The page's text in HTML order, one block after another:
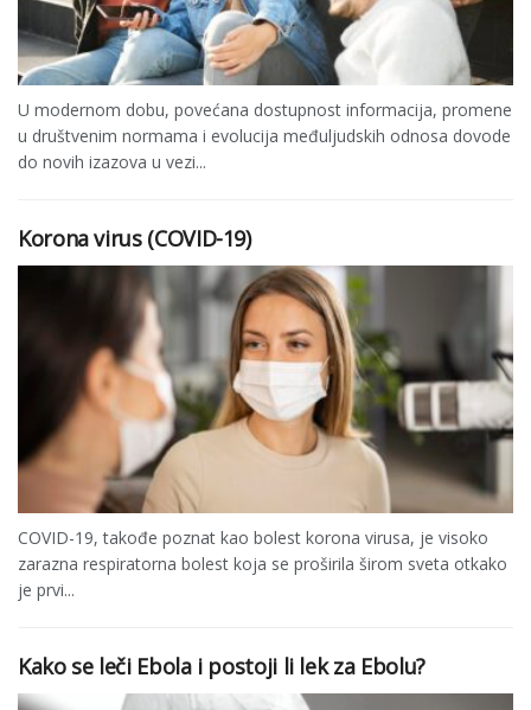
U modernom dobu, povećana dostupnost informacija, promene
u društvenim normama i evolucija međuljudskih odnosa dovode
do novih izazova u vezi...
Korona virus (COVID-19)
COVID-19, takođe poznat kao bolest korona virusa, je visoko
zarazna respiratorna bolest koja se proširila širom sveta otkako
je prvi...
Kako se leči Ebola i postoji li lek za Ebolu?